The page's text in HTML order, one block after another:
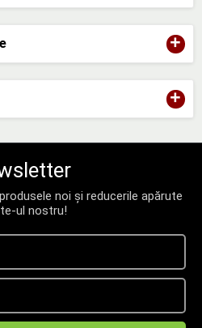
+
+
noi și reducerile apărute
ul nostru!